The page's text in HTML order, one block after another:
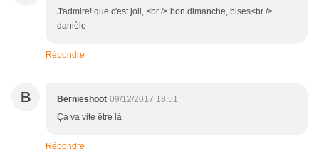
J'admire! que c'est joli, <br /> bon dimanche, bises<br />
danièle
Répondre
B Bernieshoot 09/12/2017 18:51
Ça va vite être là
Répondre